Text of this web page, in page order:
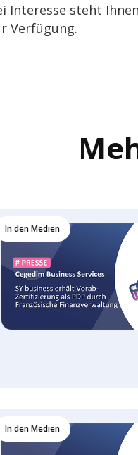
Inter­esse steht Ihnen
Verfügung.
In den Medien
In den Medien